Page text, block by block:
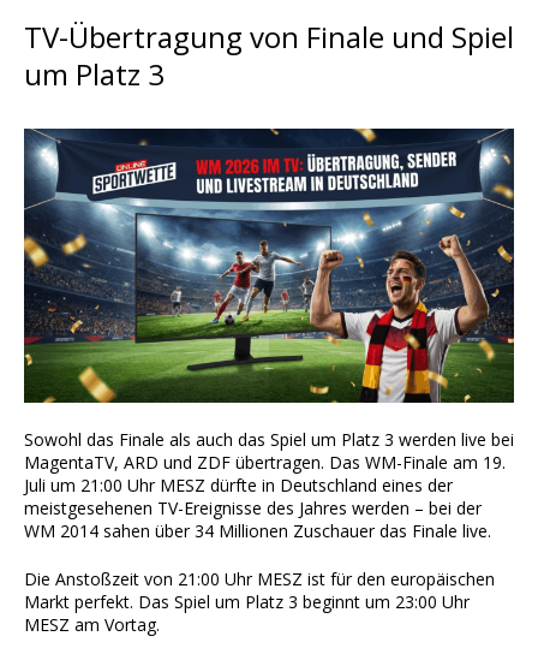
TV-Übertragung von Finale und Spiel
um Platz 3
Sowohl das Finale als auch das Spiel um Platz 3 werden live bei
MagentaTV, ARD und ZDF übertragen. Das WM-Finale am 19.
Juli um 21:00 Uhr MESZ dürfte in Deutschland eines der
meistgesehenen TV-Ereignisse des Jahres werden – bei der
WM 2014 sahen über 34 Millionen Zuschauer das Finale live.
Die Anstoßzeit von 21:00 Uhr MESZ ist für den europäischen
Markt perfekt. Das Spiel um Platz 3 beginnt um 23:00 Uhr
MESZ am Vortag.